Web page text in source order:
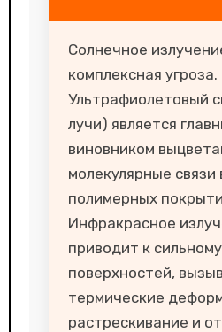
Солнечное излучение — это
комплексная угроза.
Ультрафиолетовый
лучи) является
виновником
молекулярные связи
полимерных
Инфракрасное
приводит к
поверхностей,
термические
растрескивание и